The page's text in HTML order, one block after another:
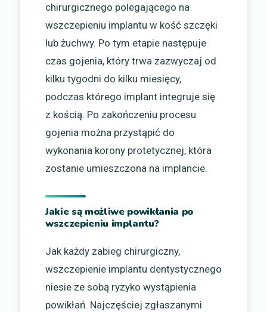
chirurgicznego polegającego na
wszczepieniu implantu w kość szczęki
lub żuchwy. Po tym etapie następuje
czas gojenia, który trwa zazwyczaj od
kilku tygodni do kilku miesięcy,
podczas którego implant integruje się
z kością. Po zakończeniu procesu
gojenia można przystąpić do
wykonania korony protetycznej, która
zostanie umieszczona na implancie.
Jakie są możliwe powikłania po
wszczepieniu implantu?
Jak każdy zabieg chirurgiczny,
wszczepienie implantu dentystycznego
niesie ze sobą ryzyko wystąpienia
powikłań. Najczęściej zgłaszanymi